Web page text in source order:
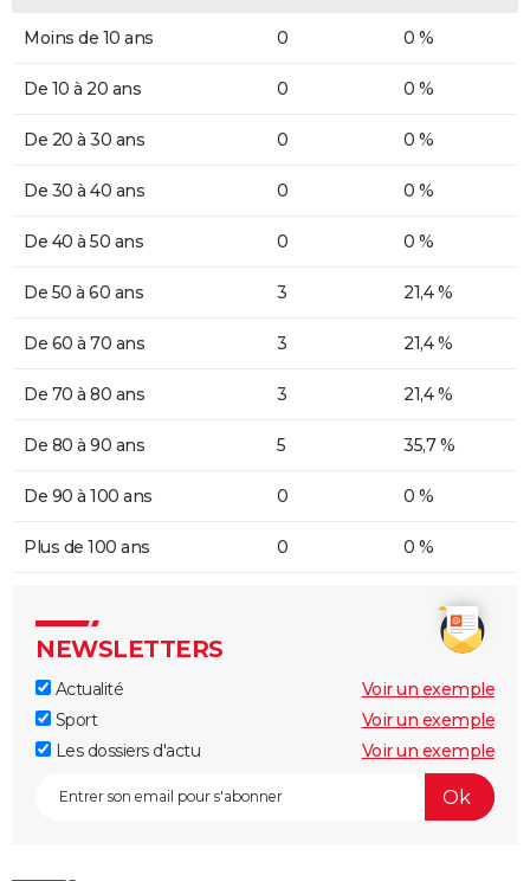
Moins de 10 ans 0 0 %
De 10 à 20 ans 0 0 %
De 20 à 30 ans 0 0 %
De 30 à 40 ans 0 0 %
De 40 à 50 ans 0 0 %
De 50 à 60 ans 3 21,4 %
De 60 à 70 ans 3 21,4 %
De 70 à 80 ans 3 21,4 %
De 80 à 90 ans 5 35,7 %
De 90 à 100 ans 0 0 %
Plus de 100 ans 0 0 %
NEWSLETTERS
Actualité
Voir un exemple
Sport
Voir un exemple
Les dossiers d'actu
Voir un exemple